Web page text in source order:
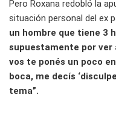
Pero Roxana redobló la
situación personal del ex
un hombre que tiene 3
supuestamente por ver
vos te ponés un poco
boca, me decís
tema”.